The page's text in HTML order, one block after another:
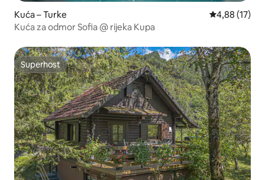
Kuća – Turke Prosječna
4,88 (17)
Kuća za odmor Sofia @ rijeka Kupa
Superhost
Superhost